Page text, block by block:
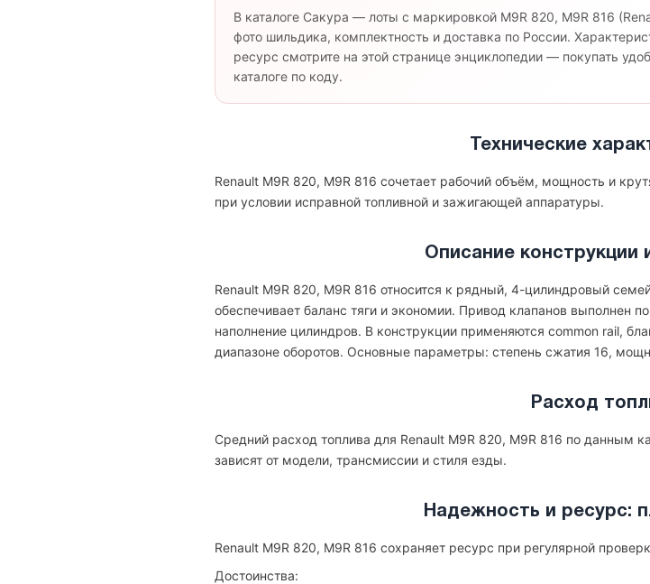
В каталоге Сакура — лоты с маркировкой M9R 820, M9R 816
фото шильдика, комплектность и доставка по России.
ресурс смотрите на этой странице энциклопедии — покупать
каталоге по коду.
Технические
Renault M9R 820, M9R 816 сочетает рабочий объём, мощность и
при условии исправной топливной и зажигающей аппаратуры.
Описание конструкции
Renault M9R 820, M9R 816 относится к рядный, 4-цилиндровый
обеспечивает баланс тяги и экономии. Привод клапанов выполнен
наполнение цилиндров. В конструкции применяются common rail,
диапазоне оборотов. Основные параметры: степень сжатия 16,
Расход
Средний расход топлива для Renault M9R 820, M9R 816 по данным
зависят от модели, трансмиссии и стиля езды.
Надежность и ресурс:
Renault M9R 820, M9R 816 сохраняет ресурс при регулярной
Достоинства: